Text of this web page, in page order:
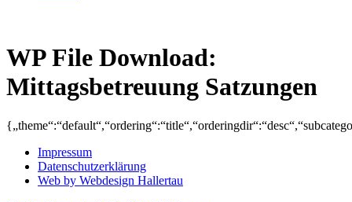
WP File Download:
Mittagsbetreuung Satzungen
Impressum
Datenschutzerklärung
Web by Webdesign Hallertau